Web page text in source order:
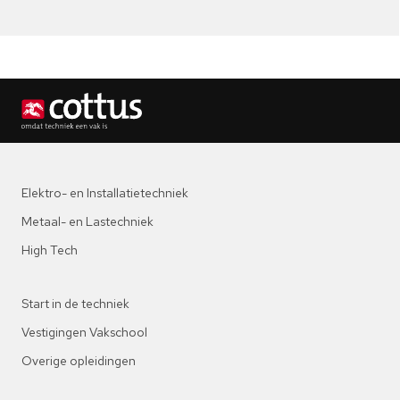
Elektro- en Installatietechniek
Metaal- en Lastechniek
High Tech
Start in de techniek
Vestigingen Vakschool
Overige opleidingen